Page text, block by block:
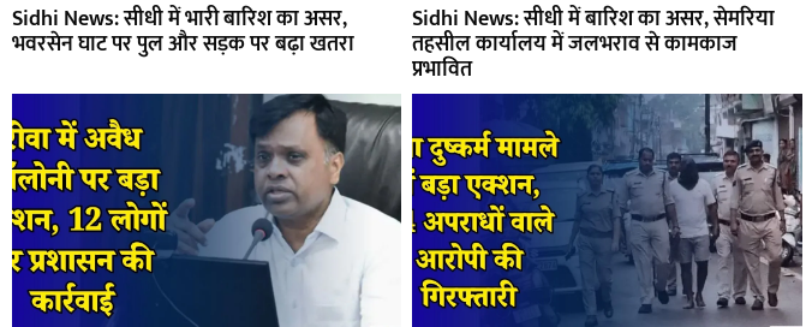
Sidhi News: सीधी में भारी बारिश का असर,
भवरसेन घाट पर पुल और सड़क पर बढ़ा खतरा
Sidhi News: सीधी में बारिश का असर, सेमरिया
तहसील कार्यालय में जलभराव से कामकाज
प्रभावित